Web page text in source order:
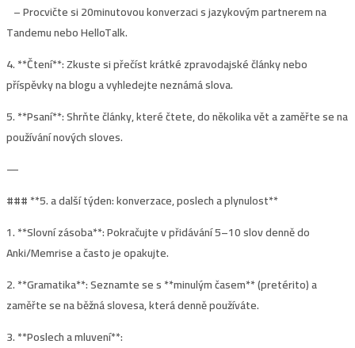
– Procvičte si 20minutovou konverzaci s jazykovým partnerem na
Tandemu nebo HelloTalk.
4. **Čtení**: Zkuste si přečíst krátké zpravodajské články nebo
příspěvky na blogu a vyhledejte neznámá slova.
5. **Psaní**: Shrňte články, které čtete, do několika vět a zaměřte se na
používání nových sloves.
—
### **5. a další týden: konverzace, poslech a plynulost**
1. **Slovní zásoba**: Pokračujte v přidávání 5–10 slov denně do
Anki/Memrise a často je opakujte.
2. **Gramatika**: Seznamte se s **minulým časem** (pretérito) a
zaměřte se na běžná slovesa, která denně používáte.
3. **Poslech a mluvení**: